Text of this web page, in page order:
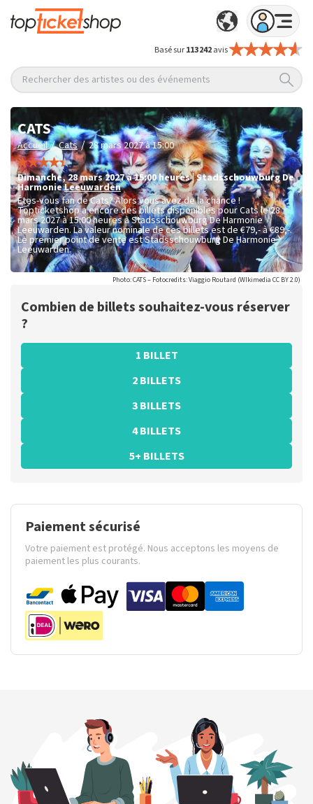
Basé sur113 242avis
Rechercher des artistes ou des événements
CATS
Accueil / Cats / 28 mars 2027 à 15:00
dimanche,28 mars 2027 à 15:00heures|Stadsschouwburg De
HarmonieLeeuwarden
Êtes-vous fan de Cats? Alors vous avez de la chance !
Topticketshop a encore des billets disponibles pour Cats le 28
mars 2027 à 15:00 heures à Stadsschouwburg De Harmonie
Leeuwarden. La valeur nominale de ces billets est de €79,- à €89,-.
Le premier point de vente est Stadsschouwburg De Harmonie
Leeuwarden.
Photo: CATS – Fotocredits: Viaggio Routard (WIkimedia CC BY 2.0)
Combien de billets souhaitez-vous réserver
?
1 BILLET
2 BILLETS
3 BILLETS
4 BILLETS
5+ BILLETS
Paiement sécurisé
Votre paiement est protégé. Nous acceptons les moyens de
paiement les plus courants.